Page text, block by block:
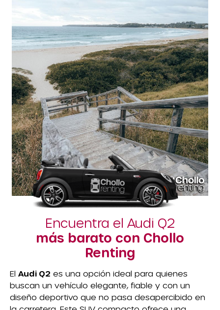
Encuentra el Audi Q2
más barato con Chollo
Renting
El Audi Q2 es una opción ideal para quienes
buscan un vehículo elegante, fiable y con un
diseño deportivo que no pasa desapercibido en